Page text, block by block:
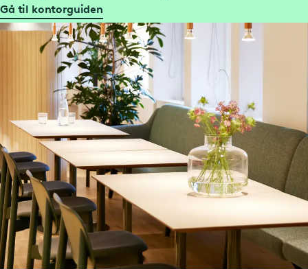
Gå til kontorguiden